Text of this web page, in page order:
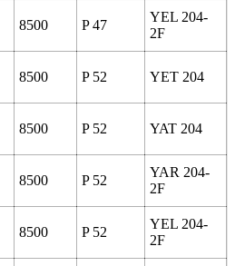
8500 P 47
YEL 204-
2F
8500 P 52 YET 204
8500 P 52 YAT 204
8500 P 52
YAR 204-
2F
8500 P 52
YEL 204-
2F